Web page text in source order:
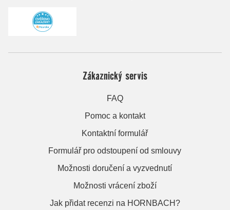
Zákaznický servis
FAQ
Pomoc a kontakt
Kontaktní formulář
Formulář pro odstoupení od smlouvy
Možnosti doručení a vyzvednutí
Možnosti vrácení zboží
Jak přidat recenzi na HORNBACH?